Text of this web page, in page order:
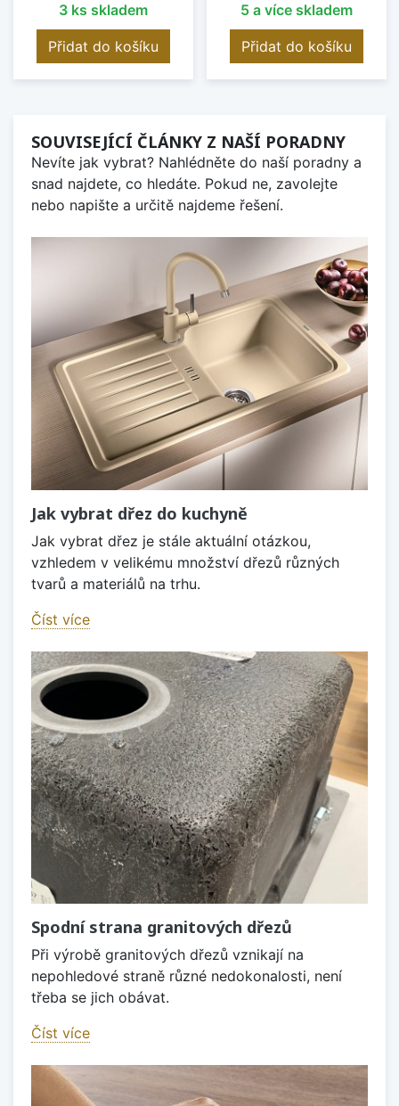
3 ks skladem
Přidat do košíku
5 a více skladem
Přidat do košíku
SOUVISEJÍCÍ ČLÁNKY Z NAŠÍ PORADNY
Nevíte jak vybrat? Nahlédněte do naší poradny a
snad najdete, co hledáte. Pokud ne, zavolejte
nebo napište a určitě najdeme řešení.
Jak vybrat dřez do kuchyně
Jak vybrat dřez je stále aktuální otázkou,
vzhledem v velikému množství dřezů různých
tvarů a materiálů na trhu.
Číst více
Spodní strana granitových dřezů
Při výrobě granitových dřezů vznikají na
nepohledové straně různé nedokonalosti, není
třeba se jich obávat.
Číst více